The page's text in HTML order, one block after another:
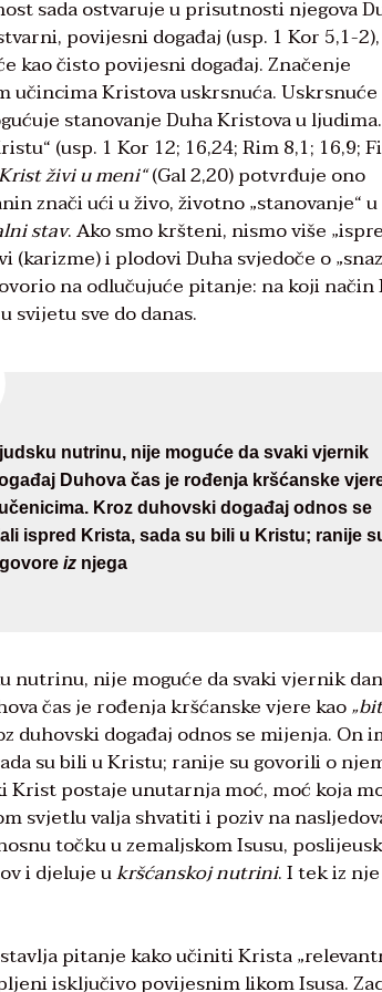
sada ostvaruje u prisutnosti njegova
povijesni događaj (usp. 1 Kor 5,1-
kao čisto povijesni događaj. Značenje
Kristova uskrsnuća.
stanovanje Duha Kristova u
(usp. 1 Kor 12; 16,24; Rim 8,1; 16,9;
živi u meni“(Gal 2,20) potvrđuje ono
znači ući u živo, životno „stanovanje“ u
stav. Ako smo kršteni, nismo više
i plodovi Duha svjedoče o
na odlučujuće pitanje: na koji
sve do danas.
nutrinu, nije moguće da svaki vjernik
Duhova čas je rođenja kršćanske
Kroz duhovski događaj odnos se
ispred Krista, sada su bili u Kristu; ranije
iz njega
nutrinu, nije moguće da svaki vjernik
čas je rođenja kršćanske vjere kao
duhovski događaj odnos se mijenja. On
su bili u Kristu; ranije su govorili o
postaje unutarnja moć, moć koja
svjetlu valja shvatiti i poziv na
točku u zemaljskom Isusu,
i djeluje ukršćanskoj nutrini. I tek iz nje
pitanje kako učiniti Krista
isključivo povijesnim likom Isusa.